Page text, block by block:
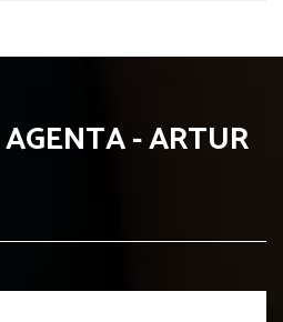
- ARTUR